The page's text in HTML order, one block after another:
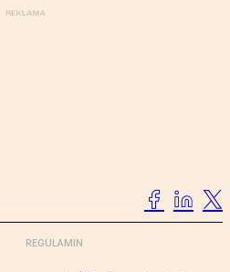
REGULAMIN